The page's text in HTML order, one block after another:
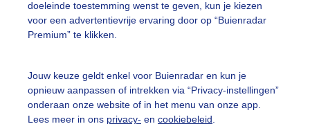
doeleinde toestemming wenst te geven, kun je kiezen
voor een advertentievrije ervaring door op “Buienradar
Premium” te klikken.
Jouw keuze geldt enkel voor Buienradar en kun je
opnieuw aanpassen of intrekken via “Privacy-instellingen”
onderaan onze website of in het menu van onze app.
Lees meer in ons privacy- en cookiebeleid
11:35 12:05 12:35 13:05
20,7°C
20,7°C
Luchtvochtigheid
Windkracht